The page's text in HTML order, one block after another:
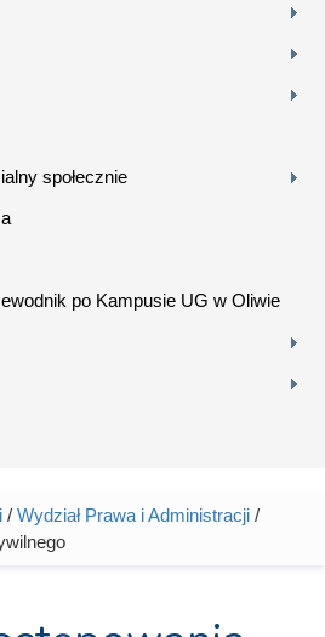
społecznie
po Kampusie UG w Oliwie
/ Wydział Prawa i Administracji /